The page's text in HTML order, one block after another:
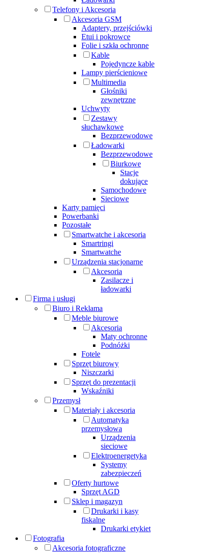
Telefony i Akcesoria
Akcesoria GSM
Adaptery, przejściówki
Etui i pokrowce
Folie i szkła ochronne
Kable
Pojedyncze kable
Lampy pierścieniowe
Multimedia
Głośniki
zewnętrzne
Uchwyty
Zestawy
słuchawkowe
Bezprzewodowe
Ładowarki
Bezprzewodowe
Biurkowe
Stacje
dokujące
Samochodowe
Sieciowe
Karty pamięci
Powerbanki
Pozostałe
Smartwatche i akcesoria
Smartringi
Smartwatche
Urządzenia stacjonarne
Akcesoria
Zasilacze i
ładowarki
Firma i usługi
Biuro i Reklama
Meble biurowe
Akcesoria
Maty ochronne
Podnóżki
Fotele
Sprzęt biurowy
Niszczarki
Sprzęt do prezentacji
Wskaźniki
Przemysł
Materiały i akcesoria
Automatyka
przemysłowa
Urządzenia
sieciowe
Elektroenergetyka
Systemy
zabezpieczeń
Oferty hurtowe
Sprzęt AGD
Sklep i magazyn
Drukarki i kasy
fiskalne
Drukarki etykiet
Fotografia
Akcesoria fotograficzne